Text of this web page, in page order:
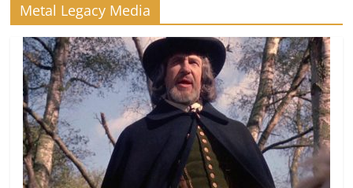
Metal Legacy Media